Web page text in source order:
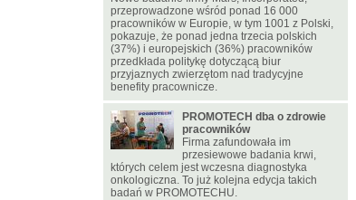
przeprowadzone wśród ponad 16 000
pracowników w Europie, w tym 1001 z Polski,
pokazuje, że ponad jedna trzecia polskich
(37%) i europejskich (36%) pracowników
przedkłada politykę dotyczącą biur
przyjaznych zwierzętom nad tradycyjne
benefity pracownicze.
PROMOTECH dba o zdrowie
pracowników
Firma zafundowała im
przesiewowe badania krwi,
których celem jest wczesna diagnostyka
onkologiczna. To już kolejna edycja takich
badań w PROMOTECHU.